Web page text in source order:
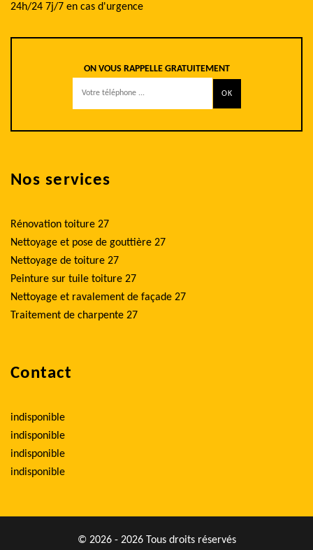
24h/24 7j/7 en cas d'urgence
ON VOUS RAPPELLE GRATUITEMENT
Nos services
Rénovation toiture 27
Nettoyage et pose de gouttière 27
Nettoyage de toiture 27
Peinture sur tuile toiture 27
Nettoyage et ravalement de façade 27
Traitement de charpente 27
Contact
indisponible
indisponible
indisponible
indisponible
© 2026 - 2026 Tous droits réservés